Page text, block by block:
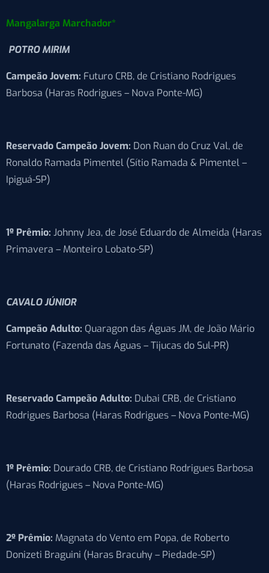
Mangalarga Marchador*
POTRO MIRIM
Campeão Jovem: Futuro CRB, de Cristiano Rodrigues
Barbosa (Haras Rodrigues – Nova Ponte-MG)
Reservado Campeão Jovem: Don Ruan do Cruz Val, de
Ronaldo Ramada Pimentel (Sítio Ramada & Pimentel –
Ipiguá-SP)
1º Prêmio: Johnny Jea, de José Eduardo de Almeida (Haras
Primavera – Monteiro Lobato-SP)
CAVALO JÚNIOR
Campeão Adulto: Quaragon das Águas JM, de João Mário
Fortunato (Fazenda das Águas – Tijucas do Sul-PR)
Reservado Campeão Adulto: Dubai CRB, de Cristiano
Rodrigues Barbosa (Haras Rodrigues – Nova Ponte-MG)
1º Prêmio: Dourado CRB, de Cristiano Rodrigues Barbosa
(Haras Rodrigues – Nova Ponte-MG)
2º Prêmio: Magnata do Vento em Popa, de Roberto
Donizeti Braguini (Haras Bracuhy – Piedade-SP)